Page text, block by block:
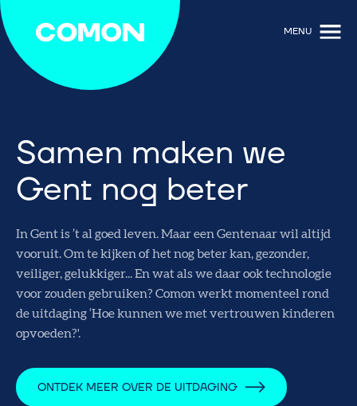
MENU
Samen maken we
Gent nog beter
In Gent is ’t al goed leven. Maar een Gentenaar wil altijd
vooruit. Om te kijken of het nog beter kan, gezonder,
veiliger, gelukkiger... En wat als we daar ook technologie
voor zouden gebruiken? Comon werkt momenteel rond
de uitdaging ‘Hoe kunnen we met vertrouwen kinderen
opvoeden?'.
ONTDEK MEER OVER DE UITDAGING